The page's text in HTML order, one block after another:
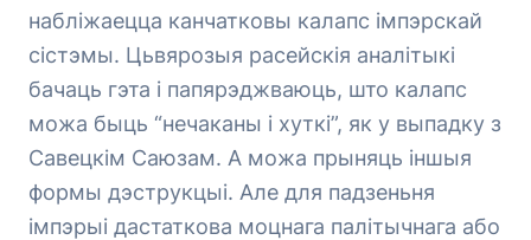
набліжаецца канчатковы калапс імпэрскай
сістэмы. Цьвярозыя расейскія аналітыкі
бачаць гэта і папярэджваюць, што калапс
можа быць “нечаканы і хуткі”, як у выпадку з
Савецкім Саюзам. А можа прыняць іншыя
формы дэструкцыі. Але для падзеньня
імпэрыі дастаткова моцнага палітычнага або